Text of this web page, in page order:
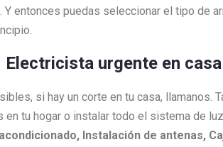
entonces puedas seleccionar el tipo de
Electricista urgente en casa
si hay un corte en tu casa, llamanos.
tu hogar o instalar todo el sistema de
Instalación de antenas,